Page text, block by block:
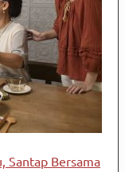
Santap Bersama